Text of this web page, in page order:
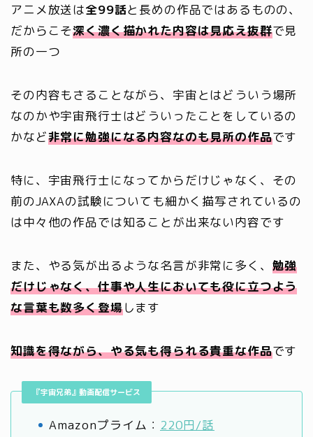
アニメ放送は全99話と長めの作品ではあるものの、
だからこそ深く濃く描かれた内容は見応え抜群で見
所の一つ
その内容もさることながら、宇宙とはどういう場所
なのかや宇宙飛行士はどういったことをしているの
かなど非常に勉強になる内容なのも見所の作品です
特に、宇宙飛行士になってからだけじゃなく、その
前のJAXAの試験についても細かく描写されているの
は中々他の作品では知ることが出来ない内容です
また、やる気が出るような名言が非常に多く、 勉強
だけじゃなく、仕事や人生においても役に立つよう
な言葉も数多く登場します
知識を得ながら、やる気も得られる貴重な作品です
『宇宙兄弟』動画配信サービス
Amazonプライム： 220円/話